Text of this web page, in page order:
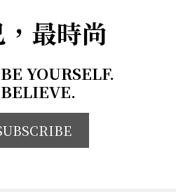
最時尚
YOURSELF.